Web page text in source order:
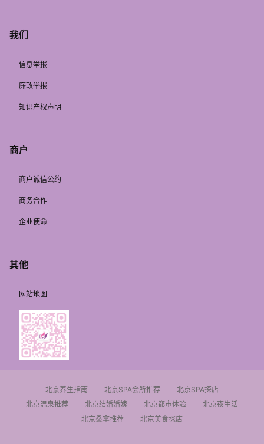
我们
信息举报
廉政举报
知识产权声明
商户
商户诚信公约
商务合作
企业使命
其他
网站地图
北京养生指南 北京SPA会所推荐
北京SPA探店
北京温泉推荐
北京结婚婚嫁 北京都市体验
北京夜生活
北京桑拿推荐
北京美食探店